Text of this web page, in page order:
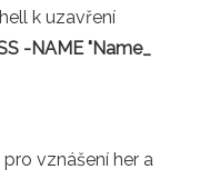
k uzavření
-NAME "Name_
vznášení her a